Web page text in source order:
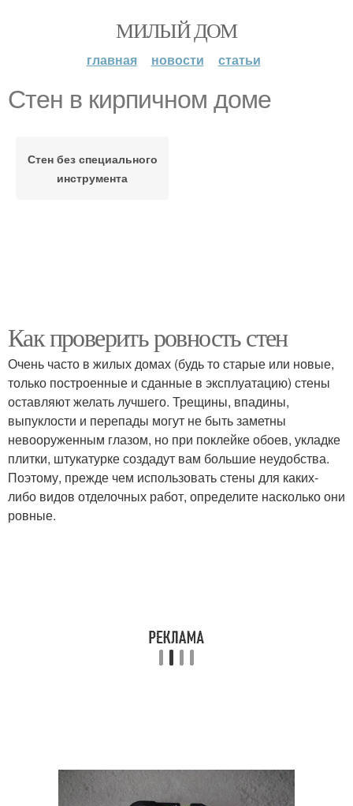
МИЛЫЙ ДОМ
главная новости статьи
Стен в кирпичном доме
Стен без специального
инструмента
Как проверить ровность стен
Очень часто в жилых домах (будь то старые или новые,
только построенные и сданные в эксплуатацию) стены
оставляют желать лучшего. Трещины, впадины,
выпуклости и перепады могут не быть заметны
невооруженным глазом, но при поклейке обоев, укладке
плитки, штукатурке создадут вам большие неудобства.
Поэтому, прежде чем использовать стены для каких-
либо видов отделочных работ, определите насколько они
ровные.